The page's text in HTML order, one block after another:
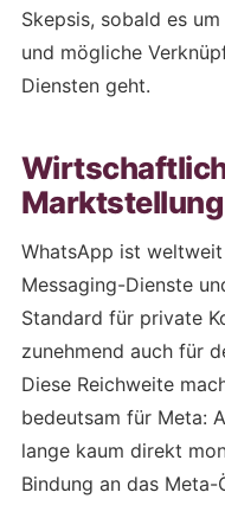
Skepsis, sobald es
und mögliche
Diensten geht.
Marktstellung
WhatsApp ist
Messaging-Dienste
Standard für private
zunehmend auch für
Diese Reichweite
bedeutsam für Meta:
lange kaum direkt
Bindung an das